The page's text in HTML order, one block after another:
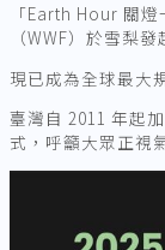
「Earth Hour 關
（WWF）於雪梨發
現已成為全球最大
臺灣自 2011 年起
式，呼籲大眾正視